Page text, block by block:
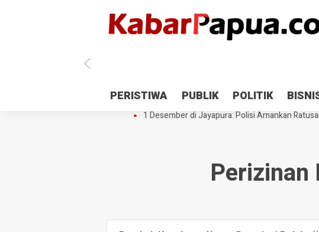
PERISTIWA PUBLIK POLITIK
Antisipasi 1 Desember, TNI Polri Patroli 2×24
Gedung Perpustakaan SMPN 5 Sentani
1 Desember di Jayapura: Polisi Amankan
Perizinan